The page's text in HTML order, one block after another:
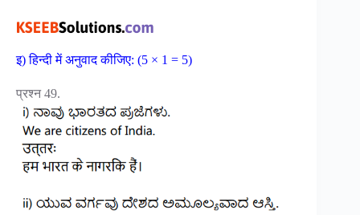
इ) हिन्दी में अनुवाद कीजिए: (5 × 1 = 5)
प्रश्न 49.